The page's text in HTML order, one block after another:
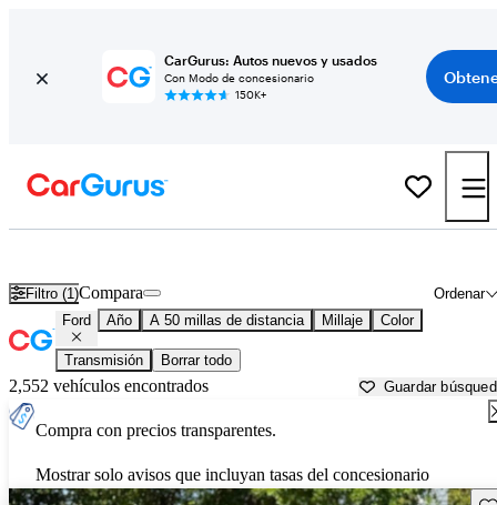
CarGurus: Autos nuevos y usados
Con Modo de concesionario
150K+
Filtro (1) Ordenar
Compara
Ford Año A 50 millas de distancia Millaje Color
Transmisión Borrar todo
2,552 vehículos encontrados Guardar
Compra con precios transparentes.
Mostrar solo avisos que incluyan tasas del concesionario